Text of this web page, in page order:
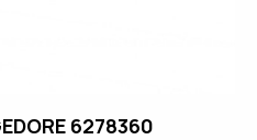
6278360